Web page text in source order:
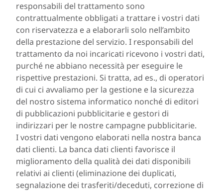
responsabili del trattamento sono
contrattualmente obbligati a trattare i vostri dati
con riservatezza e a elaborarli solo nell’ambito
della prestazione del servizio. I responsabili del
trattamento da noi incaricati ricevono i vostri dati,
purché ne abbiano necessità per eseguire le
rispettive prestazioni. Si tratta, ad es., di operatori
di cui ci avvaliamo per la gestione e la sicurezza
del nostro sistema informatico nonché di editori
di pubblicazioni pubblicitarie e gestori di
indirizzari per le nostre campagne pubblicitarie.
I vostri dati vengono elaborati nella nostra banca
dati clienti. La banca dati clienti favorisce il
miglioramento della qualità dei dati disponibili
relativi ai clienti (eliminazione dei duplicati,
segnalazione dei trasferiti/deceduti, correzione di